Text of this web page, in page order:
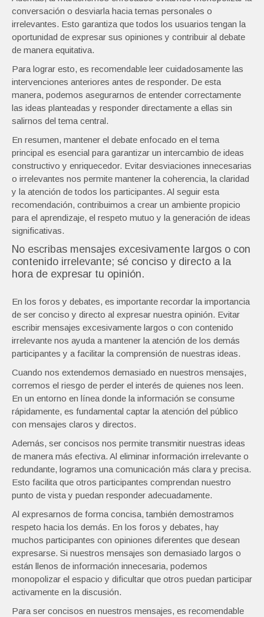
conversación o desviarla hacia temas personales o
irrelevantes. Esto garantiza que todos los usuarios tengan la
oportunidad de expresar sus opiniones y contribuir al debate
de manera equitativa.
Para lograr esto, es recomendable leer cuidadosamente las
intervenciones anteriores antes de responder. De esta
manera, podemos asegurarnos de entender correctamente
las ideas planteadas y responder directamente a ellas sin
salirnos del tema central.
En resumen, mantener el debate enfocado en el tema
principal es esencial para garantizar un intercambio de ideas
constructivo y enriquecedor. Evitar desviaciones innecesarias
o irrelevantes nos permite mantener la coherencia, la claridad
y la atención de todos los participantes. Al seguir esta
recomendación, contribuimos a crear un ambiente propicio
para el aprendizaje, el respeto mutuo y la generación de ideas
significativas.
No escribas mensajes excesivamente largos o con
contenido irrelevante; sé conciso y directo a la
hora de expresar tu opinión.
En los foros y debates, es importante recordar la importancia
de ser conciso y directo al expresar nuestra opinión. Evitar
escribir mensajes excesivamente largos o con contenido
irrelevante nos ayuda a mantener la atención de los demás
participantes y a facilitar la comprensión de nuestras ideas.
Cuando nos extendemos demasiado en nuestros mensajes,
corremos el riesgo de perder el interés de quienes nos leen.
En un entorno en línea donde la información se consume
rápidamente, es fundamental captar la atención del público
con mensajes claros y directos.
Además, ser concisos nos permite transmitir nuestras ideas
de manera más efectiva. Al eliminar información irrelevante o
redundante, logramos una comunicación más clara y precisa.
Esto facilita que otros participantes comprendan nuestro
punto de vista y puedan responder adecuadamente.
Al expresarnos de forma concisa, también demostramos
respeto hacia los demás. En los foros y debates, hay
muchos participantes con opiniones diferentes que desean
expresarse. Si nuestros mensajes son demasiado largos o
están llenos de información innecesaria, podemos
monopolizar el espacio y dificultar que otros puedan participar
activamente en la discusión.
Para ser concisos en nuestros mensajes, es recomendable